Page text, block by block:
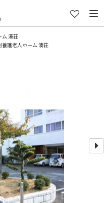
ム 湊荘
養護老人ホーム 湊荘